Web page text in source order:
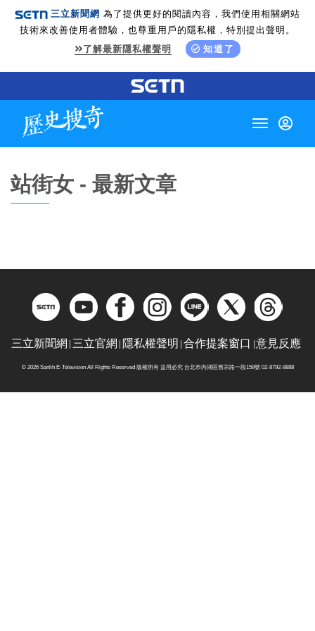
三立新聞網 為了提供更好的閱讀內容，我們使用相關網站
技術來改善使用者體驗，也尊重用戶的隱私權，特別提出聲明。
了解最新隱私權聲明
知道了
Toggle
站街女 - 最新文章
三立新聞網 三立官網 隱私權聲明 合作提案窗口 意見反應
© 2026 Sanlih E-Television All Rights Reserved 版權所有 盜用必究 台北市內湖區舊宗路一段159號 02-8792-8888